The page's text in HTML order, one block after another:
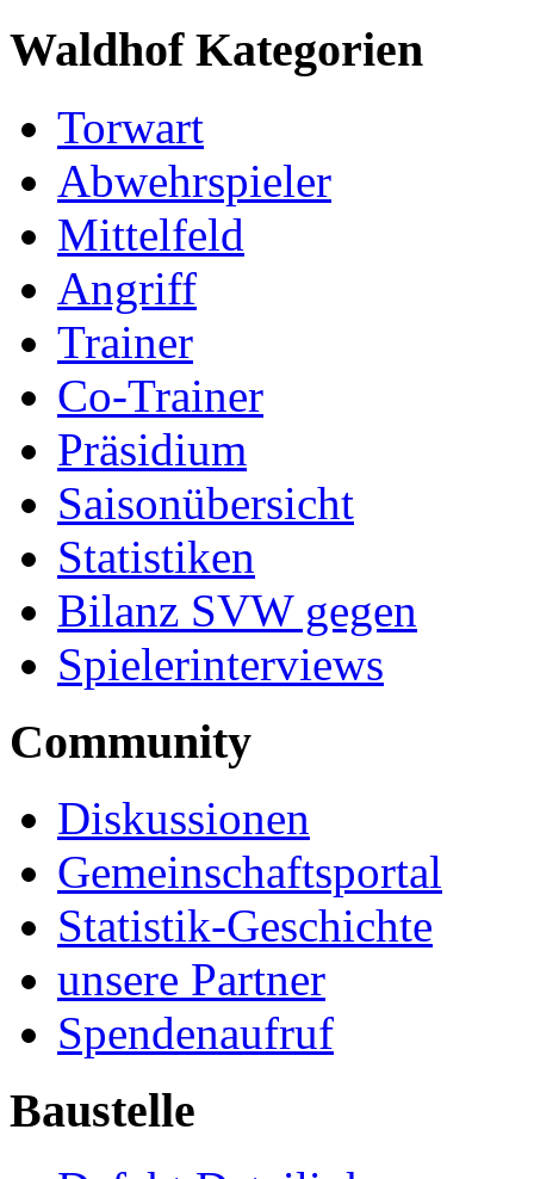
Waldhof Kategorien
Torwart
Abwehrspieler
Mittelfeld
Angriff
Trainer
Co-Trainer
Präsidium
Saisonübersicht
Statistiken
Bilanz SVW gegen
Spielerinterviews
Community
Diskussionen
Gemeinschaftsportal
Statistik-Geschichte
unsere Partner
Spendenaufruf
Baustelle